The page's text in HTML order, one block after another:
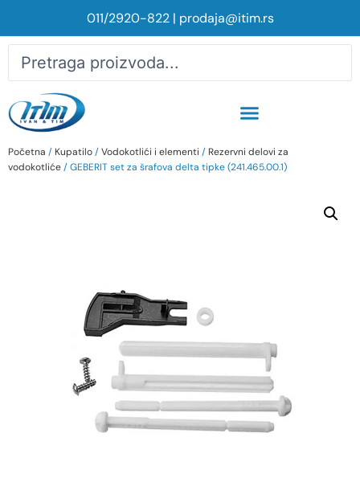
011/2920-822| prodaja@itim.rs
Početna / Kupatilo/Vodokotlići i elementi / Rezervni delovi za
vodokotliće/ GEBERIT set za šrafova delta tipke (241.465.00.1)